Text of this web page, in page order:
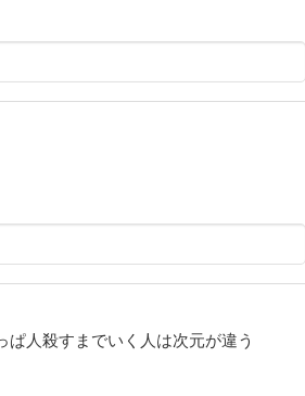
人殺すまでいく人は次元が違う